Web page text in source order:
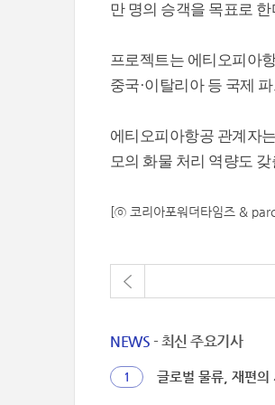
만 명의 승객을 목표로 한
프로젝트는 에티오피아
중국·이탈리아 등 국제
에티오피아항공 관계자
모의 화물 처리 역량도
[ⓒ 코리아포워더타임즈 &
NEWS - 최신 주요기사
1 글로벌 물류, 재편의